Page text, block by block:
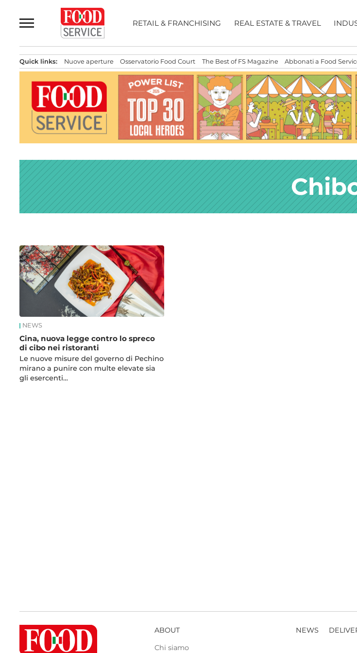
al
contenuto
RETAIL & FRANCHISING REAL ESTATE & TRAVEL
Quick links: Nuove aperture Osservatorio Food Court The Best of FS Magazine Abbonati a Food
News
NEWS
Cina, nuova legge contro lo spreco
di cibo nei ristoranti
Le nuove misure del governo di Pechino
mirano a punire con multe elevate sia
gli esercenti…
ABOUT
Chi siamo
NEWS